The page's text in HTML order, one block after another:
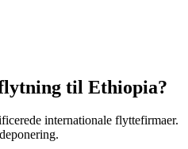
til Ethiopia?
internationale flyttefirmaer.